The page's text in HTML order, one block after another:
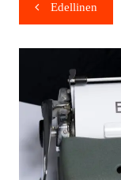
Edellinen